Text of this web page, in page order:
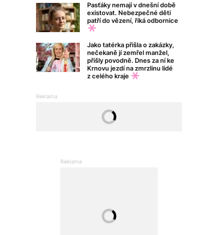
Pasťáky nemají v dnešní době
existovat. Nebezpečné děti
patří do vězení, říká odbornice
Jako tatérka přišla o zakázky,
nečekaně jí zemřel manžel,
přišly povodně. Dnes za ní ke
Krnovu jezdí na zmrzlinu lidé
z celého kraje